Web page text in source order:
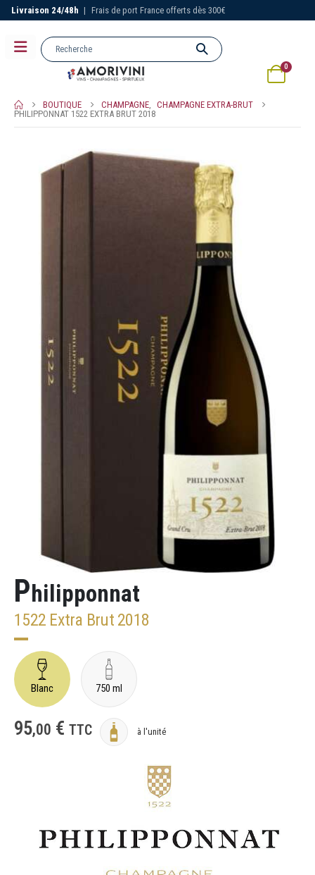
Livraison 24/48h | Frais de port France offerts dès 300€
0
BOUTIQUE CHAMPAGNE, CHAMPAGNE EXTRA-BRUT
PHILIPPONNAT 1522 EXTRA BRUT 2018
Philipponnat
1522 Extra Brut 2018
Blanc 750 ml
95,00 € TTC à l'unité